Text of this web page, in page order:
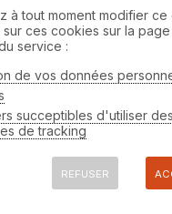
autour de la trace
: 1/46237
à tout moment modifier
sur ces cookies sur la
service :
de vos données
succeptibles d'utiliser
de tracking
REFUSER